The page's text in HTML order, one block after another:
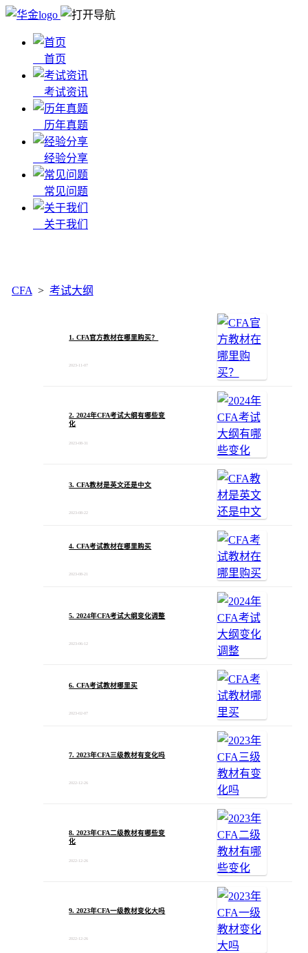
首页
考试资讯
历年真题
经验分享
常见问题
关于我们
CFA > 考试大纲
1. CFA官方教材在哪里购买？
2023-11-07
2. 2024年CFA考试大纲有哪些变
化
2023-08-31
3. CFA教材是英文还是中文
2023-08-22
4. CFA考试教材在哪里购买
2023-08-21
5. 2024年CFA考试大纲变化调整
2023-06-12
6. CFA考试教材哪里买
2023-02-07
7. 2023年CFA三级教材有变化吗
2022-12-26
8. 2023年CFA二级教材有哪些变
化
2022-12-26
9. 2023年CFA一级教材变化大吗
2022-12-26